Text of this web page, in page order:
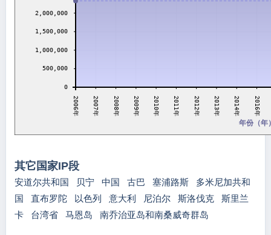
0
500,000
1,000,000
1,500,000
2,000,000
2006年 2007年 2008年 2009年 2010年 2011年 2012年 2013年 2014年 2016年
年份（年
其它国家IP段
安道尔共和国 贝宁 中国 古巴 塞浦路斯
多米尼加共和
国
直布罗陀 以色列 意大利 尼泊尔 斯洛伐克
斯里兰
卡
台湾省 马恩岛 南乔治亚岛和南桑威奇群岛